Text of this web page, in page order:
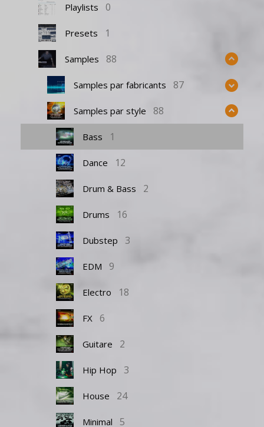
Playlists 0
Presets 1
Samples 88
Samples par fabricants 87
Samples par style 88
Bass 1
Dance 12
Drum & Bass 2
Drums 16
Dubstep 3
EDM 9
Electro 18
FX 6
Guitare 2
Hip Hop 3
House 24
Minimal 5